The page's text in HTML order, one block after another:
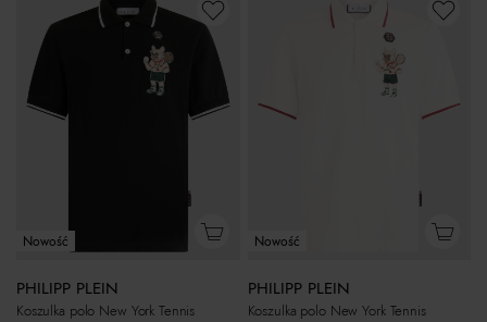
Nowość
PHILIPP PLEIN
Koszulka polo New York Tennis
Nowość
PHILIPP PLEIN
Koszulka polo New York Tennis